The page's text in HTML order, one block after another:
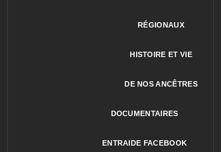
RÉGIONAUX
HISTOIRE ET VIE
DE NOS ANCÊTRES
DOCUMENTAIRES
ENTRAIDE FACEBOOK